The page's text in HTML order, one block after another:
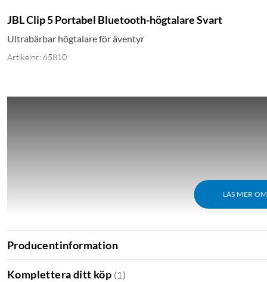
JBL Clip 5 Portabel Bluetooth-högtalare Svart
Ultrabärbar högtalare för äventyr
Artikelnr: 65810
LÄS MER
Producentinformation
Komplettera ditt köp (1 )